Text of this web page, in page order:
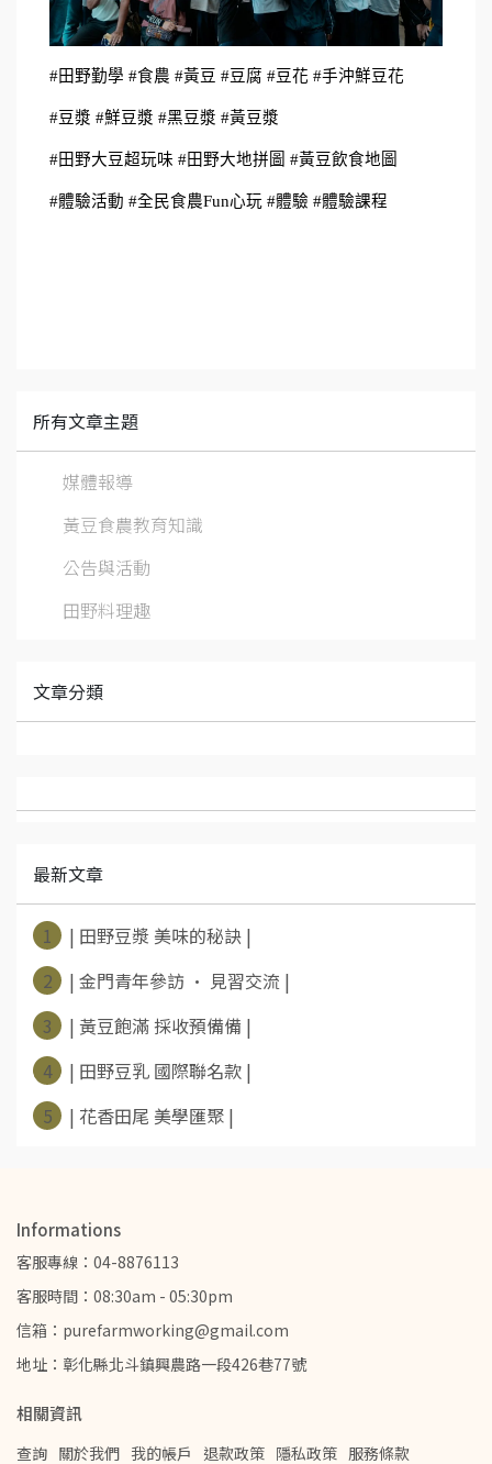
#田野勤學 #食農 #黃豆 #豆腐 #豆花 #手沖鮮豆花
#豆漿 #鮮豆漿 #黑豆漿 #黃豆漿
#田野大豆超玩味 #田野大地拼圖 #黃豆飲食地圖
#體驗活動 #全民食農Fun心玩 #體驗 #體驗課程
所有文章主題
媒體報導
黃豆食農教育知識
公告與活動
田野料理趣
文章分類
最新文章
1
| 田野豆漿 美味的秘訣 |
2
| 金門青年參訪 • 見習交流 |
3
| 黃豆飽滿 採收預備備 |
4
| 田野豆乳 國際聯名款 |
5
| 花香田尾 美學匯聚 |
Informations
客服專線：04-8876113
客服時間：08:30am - 05:30pm
信箱：purefarmworking@gmail.com
地址：彰化縣北斗鎮興農路一段426巷77號
相關資訊
查詢 關於我們 我的帳戶 退款政策 隱私政策 服務條款